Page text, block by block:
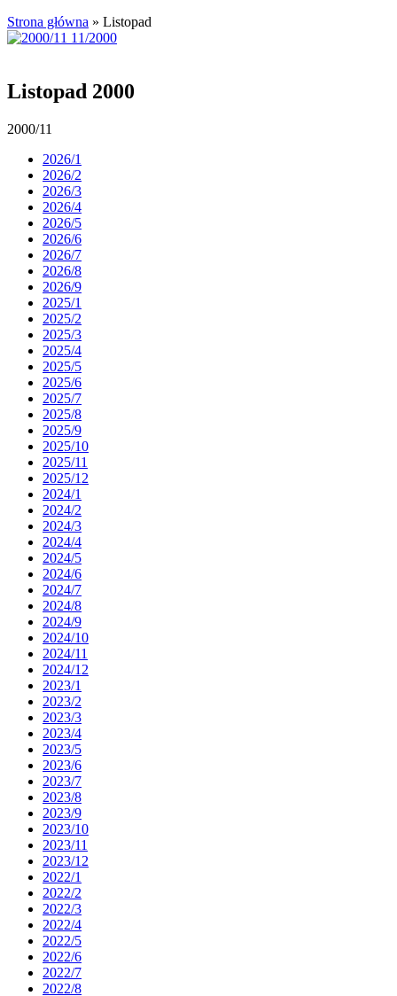
Strona główna » Listopad
Listopad 2000
2000/11
2026/1
2026/2
2026/3
2026/4
2026/5
2026/6
2026/7
2026/8
2026/9
2025/1
2025/2
2025/3
2025/4
2025/5
2025/6
2025/7
2025/8
2025/9
2025/10
2025/11
2025/12
2024/1
2024/2
2024/3
2024/4
2024/5
2024/6
2024/7
2024/8
2024/9
2024/10
2024/11
2024/12
2023/1
2023/2
2023/3
2023/4
2023/5
2023/6
2023/7
2023/8
2023/9
2023/10
2023/11
2023/12
2022/1
2022/2
2022/3
2022/4
2022/5
2022/6
2022/7
2022/8